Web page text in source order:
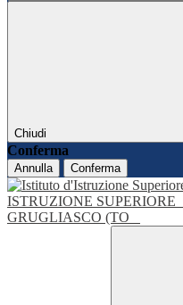
Chiudi
Conferma
Annulla Conferma
ISTRUZIONE SUPERIORE
GRUGLIASCO (TO